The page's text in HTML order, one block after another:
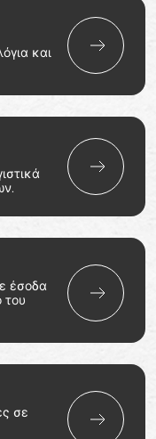
και
έσοδα
του
σε